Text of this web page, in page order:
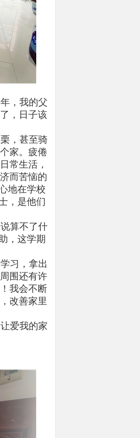
，我的父
，日子该
，甚至骑
家。疲倦
常生活，
而苦恼的
地在学校
，是他们
算不了什
，这学期
习，拿出
围还有许
我会不断
改善家里
爱我的家